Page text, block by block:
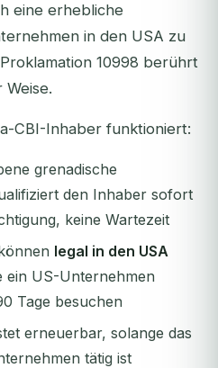
eine erhebliche
in den USA zu
10998 berührt
CBI-Inhaber funktioniert:
grenadische
den Inhaber sofort
keine Wartezeit
legal in den USA
ein US-Unternehmen
Tage besuchen
erneuerbar, solange das
tätig ist